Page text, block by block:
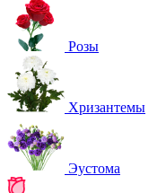
Розы
Хризантемы
Эустома